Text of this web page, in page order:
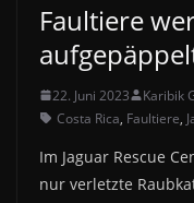
Faultiere
22. Juni 2023 Karibik
Costa Rica, Faultiere,
Im Jaguar Rescue
nur verletzte